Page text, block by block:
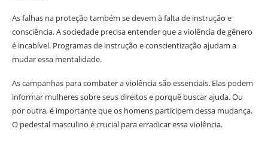
As falhas na proteção também se devem à falta de instrução e
consciência. A sociedade precisa entender que a violência de gênero
é incabível. Programas de instrução e conscientização ajudam a
mudar essa mentalidade.
As campanhas para combater a violência são essenciais. Elas podem
informar mulheres sobre seus direitos e porquê buscar ajuda. Ou
por outra, é importante que os homens participem dessa mudança.
O pedestal masculino é crucial para erradicar essa violência.